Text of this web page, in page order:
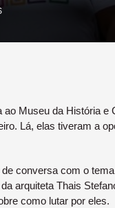
Museu da História e
Lá, elas tiveram a
conversa com o
arquiteta Thais
como lutar por eles.